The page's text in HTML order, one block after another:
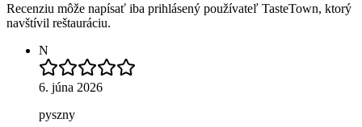
Recenziu môže napísať iba prihlásený používateľ TasteTown, ktorý
navštívil reštauráciu.
N
6. júna 2026
pyszny